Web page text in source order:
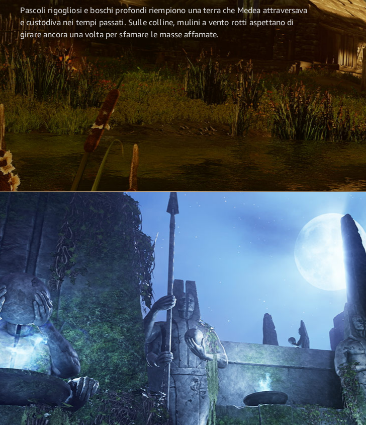
Pascoli rigogliosi e boschi profondi riempiono una terra che Medea attraversava
e custodiva nei tempi passati. Sulle colline, mulini a vento rotti aspettano di
girare ancora una volta per sfamare le masse affamate.